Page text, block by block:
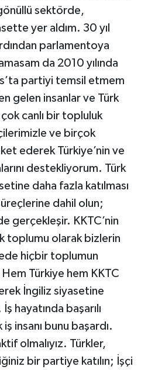
sektörde,
yer aldım. 30 yıl
parlamentoya
da 2010 yılında
partiyi temsil etmem
gelen insanlar ve Türk
canlı bir topluluk
ve birçok
ederek Türkiye’nin ve
destekliyorum. Türk
daha fazla katılması
dahil olun;
gerçekleşir. KKTC’nin
toplumu olarak bizlerin
hiçbir toplumun
Hem Türkiye hem KKTC
İngiliz siyasetine
hayatında başarılı
insanı bunu başardı.
olmalıyız. Türkler,
bir partiye katılın; İşçi